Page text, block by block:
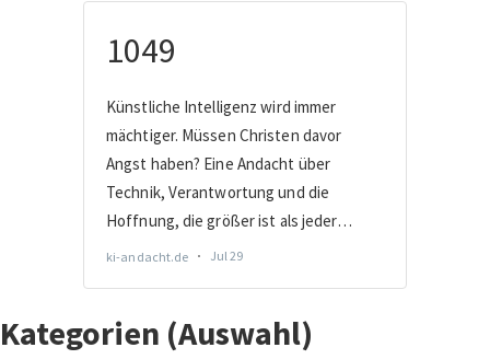
Kategorien (Auswahl)